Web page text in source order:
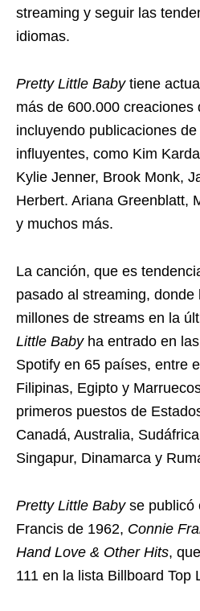
streaming y seguir las
idiomas.
Pretty Little Baby tiene
más de 600.000 creaciones
incluyendo publicaciones
influyentes, como Kim
Kylie Jenner, Brook Monk,
Herbert. Ariana Greenblatt,
y muchos más.
La canción, que es
pasado al streaming,
millones de streams en la
Little Babyha entrado en
Spotify en 65 países, entre
Filipinas, Egipto y
primeros puestos de
Canadá, Australia,
Singapur, Dinamarca y
Pretty Little Babyse publicó
Francis de 1962, Connie
Hand Love & Other Hits,
111 en la lista Billboard Top